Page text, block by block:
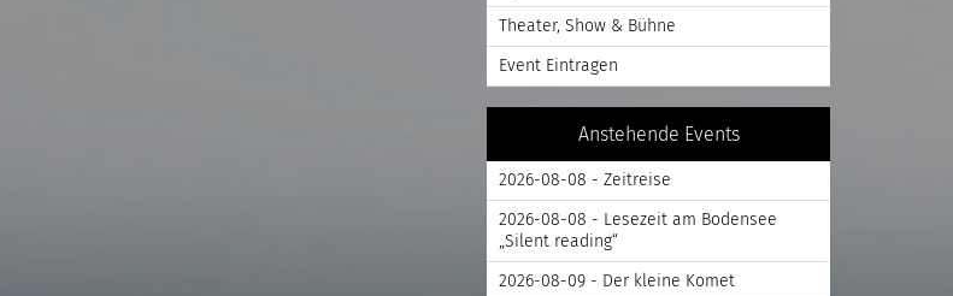
Theater, Show & Bühne
Event Eintragen
Anstehende Events
2026-08-08 - Zeitreise
2026-08-08 - Lesezeit am Bodensee
„Silent reading“
2026-08-09 - Der kleine Komet